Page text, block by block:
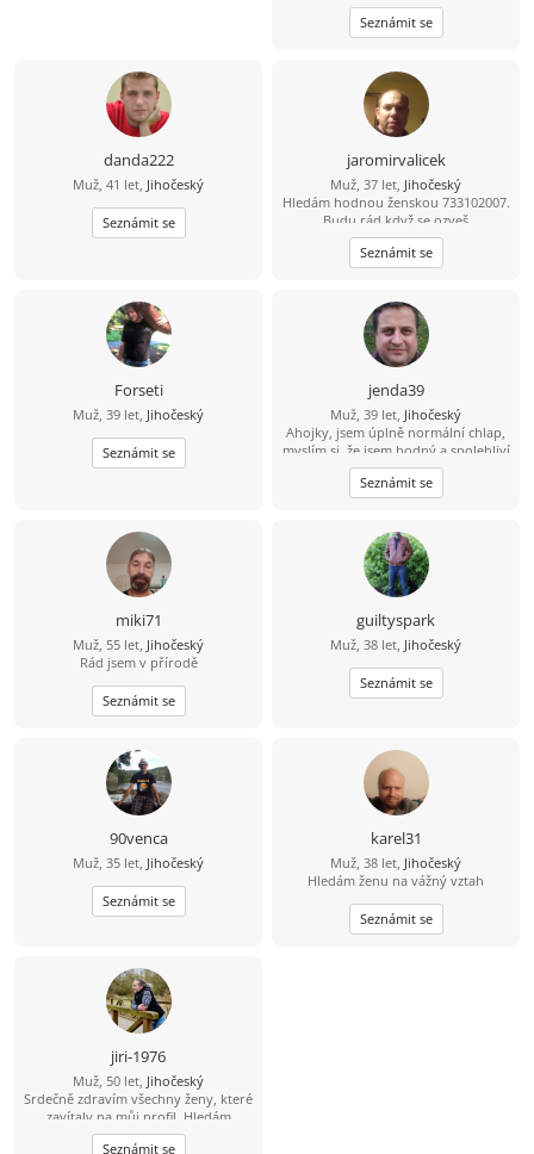
Seznámit se
danda222
Muž, 41 let, Jihočeský
Seznámit se
jaromirvalicek
Muž, 37 let, Jihočeský
Hledám hodnou ženskou 733102007.
Budu rád když se ozveš
Seznámit se
Forseti
Muž, 39 let, Jihočeský
Seznámit se
jenda39
Muž, 39 let, Jihočeský
Ahojky, jsem úplně normální chlap,
myslím si, že jsem hodný a spolehliví
a že nezkazím žádnou srandu.
Hledám k sobě partnerku na
společnou a pohodovou cestu
překážkou????
Seznámit se
miki71
Muž, 55 let, Jihočeský
Rád jsem v přírodě
Seznámit se
guiltyspark
Muž, 38 let, Jihočeský
Seznámit se
90venca
Muž, 35 let, Jihočeský
Seznámit se
karel31
Muž, 38 let, Jihočeský
Hledám ženu na vážný vztah
Seznámit se
jiri-1976
Muž, 50 let, Jihočeský
Srdečně zdravím všechny ženy, které
zavítaly na můj profil. Hledám
pohodovou ženu, která pečuje o své
Seznámit se